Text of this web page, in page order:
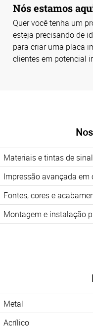
Nós estamos
Quer você tenha um
esteja precisando de
para criar uma placa
clientes em potencial
Materiais e tintas de
Impressão avançada em
Fontes, cores e
Montagem e instalação
Metal
Acrílico